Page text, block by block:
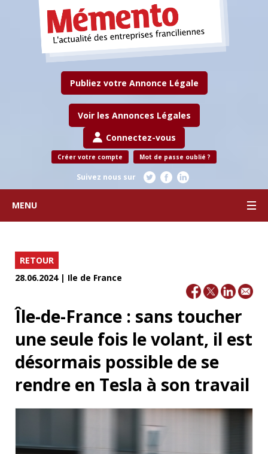
Publiez votre Annonce Légale
Voir les Annonces Légales
Connectez-vous
Créer votre compte Mot de passe oublié ?
Suivez nous sur
MENU
RETOUR
28.06.2024 | Ile de France
Île-de-France : sans toucher
une seule fois le volant, il est
désormais possible de se
rendre en Tesla à son travail